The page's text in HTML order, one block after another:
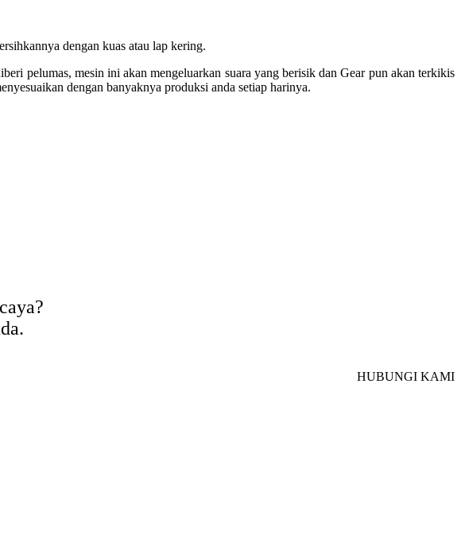
dengan kuas atau lap kering.
pelumas, mesin ini akan mengeluarkan suara yang berisik dan Gear pun akan terkikis
dengan banyaknya produksi anda setiap harinya.
HUBUNGI KAMI